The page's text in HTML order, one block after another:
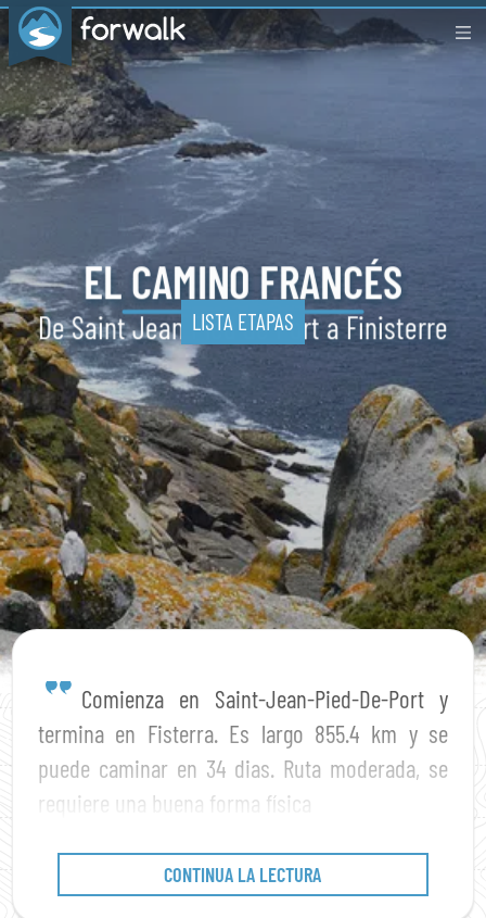
EL CAMINOFRANCÉS
De Saint Jean Piedde Port a Finisterre
LISTA ETAPAS
Comienza en Saint-Jean-Pied-De-Port y
termina en Fisterra. Es largo 855.4 km y se
puede caminar en 34 dias. Ruta moderada, se
requiere una buena forma física
CONTINUA LA LECTURA